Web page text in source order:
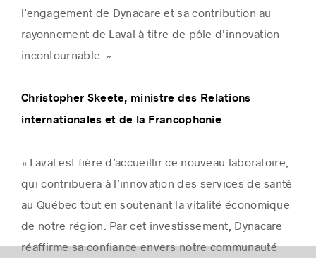
l’engagement de Dynacare et sa contribution au
rayonnement de Laval à titre de pôle d’innovation
incontournable. »
Christopher Skeete, ministre des Relations
internationales et de la Francophonie
« Laval est fière d’accueillir ce nouveau laboratoire,
qui contribuera à l’innovation des services de santé
au Québec tout en soutenant la vitalité économique
de notre région. Par cet investissement, Dynacare
réaffirme sa confiance envers notre communauté